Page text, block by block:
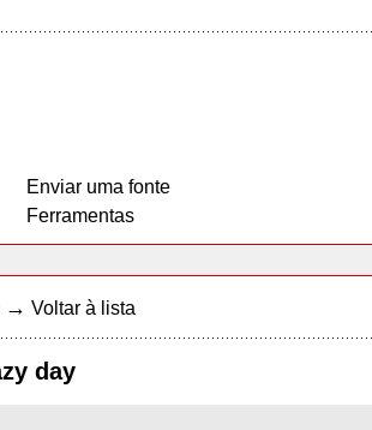
Enviar uma fonte
Ferramentas
→ Voltar à lista
day